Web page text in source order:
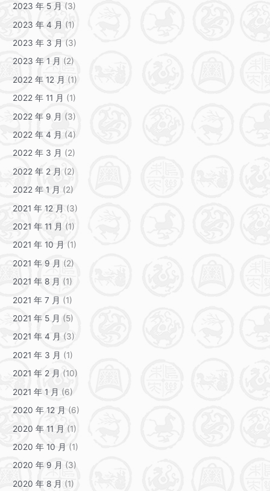
2023 年 5 月 (3)
2023 年 4 月 (1)
2023 年 3 月 (3)
2023 年 1 月 (2)
2022 年 12 月 (1)
2022 年 11 月 (1)
2022 年 9 月 (3)
2022 年 4 月 (4)
2022 年 3 月 (2)
2022 年 2 月 (2)
2022 年 1 月 (2)
2021 年 12 月 (3)
2021 年 11 月 (1)
2021 年 10 月 (1)
2021 年 9 月 (2)
2021 年 8 月 (1)
2021 年 7 月 (1)
2021 年 5 月 (5)
2021 年 4 月 (3)
2021 年 3 月 (1)
2021 年 2 月 (10)
2021 年 1 月 (6)
2020 年 12 月 (6)
2020 年 11 月 (1)
2020 年 10 月 (1)
2020 年 9 月 (3)
2020 年 8 月 (1)